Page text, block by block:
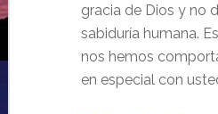
gracia de Dios y no
sabiduría humana.
nos hemos
en especial con